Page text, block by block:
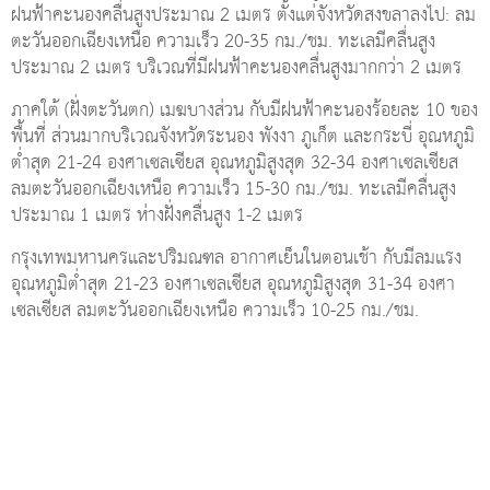
ฝนฟ้าคะนองคลื่นสูงประมาณ 2 เมตร ตั้งแต่จังหวัดสงขลาลงไป: ลม
ตะวันออกเฉียงเหนือ ความเร็ว 20-35 กม./ชม. ทะเลมีคลื่นสูง
ประมาณ 2 เมตร บริเวณที่มีฝนฟ้าคะนองคลื่นสูงมากกว่า 2 เมตร
ภาคใต้ (ฝั่งตะวันตก) เมฆบางส่วน กับมีฝนฟ้าคะนองร้อยละ 10 ของ
พื้นที่ ส่วนมากบริเวณจังหวัดระนอง พังงา ภูเก็ต และกระบี่ อุณหภูมิ
ต่ำสุด 21-24 องศาเซลเซียส อุณหภูมิสูงสุด 32-34 องศาเซลเซียส
ลมตะวันออกเฉียงเหนือ ความเร็ว 15-30 กม./ชม. ทะเลมีคลื่นสูง
ประมาณ 1 เมตร ห่างฝั่งคลื่นสูง 1-2 เมตร
กรุงเทพมหานครและปริมณฑล อากาศเย็นในตอนเช้า กับมีลมแรง
อุณหภูมิต่ำสุด 21-23 องศาเซลเซียส อุณหภูมิสูงสุด 31-34 องศา
เซลเซียส ลมตะวันออกเฉียงเหนือ ความเร็ว 10-25 กม./ชม.